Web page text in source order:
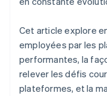
Cet article explore
employées par les
performantes, la
relever les défis
plateformes, et la